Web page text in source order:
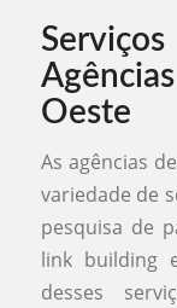
Oeste
As agências
variedade de
pesquisa de
link building
desses